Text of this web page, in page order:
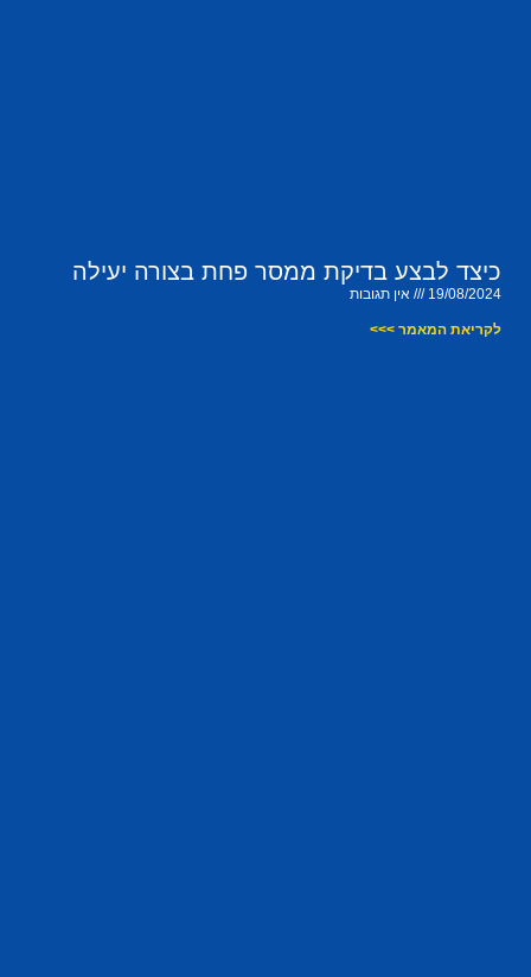
כיצד לבצע בדיקת ממסר פחת בצורה יעילה
19/08/2024 אין תגובות
לקריאת המאמר >>>